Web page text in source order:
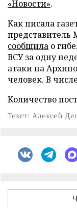
«Новости».
Как писала
представитель
сообщила о
ВСУ за одну
атаки на
человек. В
Количество
Текст: Алексей